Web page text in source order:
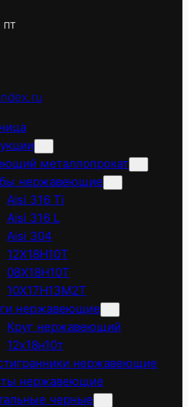
металлопрокат
нержавеющие
Aisi 316 Ti
Aisi 316 L
Aisi 304
12Х18Н10Т
08Х18Н10Т
10Х17Н13М2Т
нержавеющие
Круг нержавеющий
12х18н10т
нержавеющие
нержавеющие
черные